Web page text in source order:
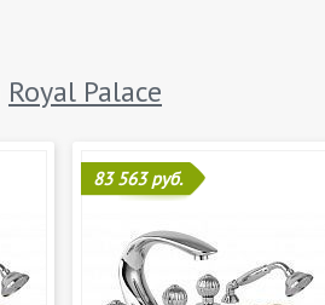
Royal Palace
83 563 руб.